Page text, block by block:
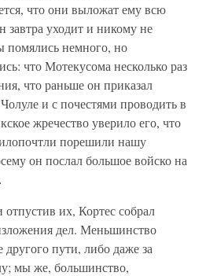
что они выложат ему всю
завтра уходит и никому не
помялись немного, но
что Мотекусома несколько раз
что раньше он приказал
и с почестями проводить в
жречество уверило его, что
порешили нашу
он послал большое войско на
их, Кортес собрал
дел. Меньшинство
другого пути, либо даже за
мы же, большинство,